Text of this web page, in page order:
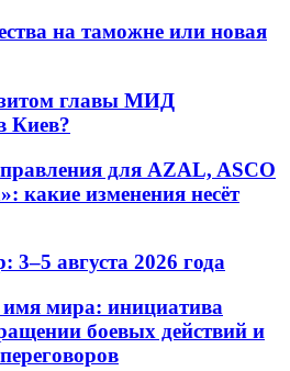
на таможне или новая
главы МИД
Киев?
для AZAL, ASCO
какие изменения несёт
3–5 августа 2026 года
мира: инициатива
боевых действий и